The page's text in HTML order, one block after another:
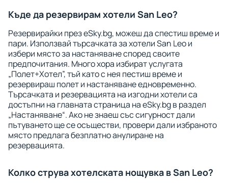
Къде да резервирам хотели San Leo?
Резервирайки през eSky.bg, можеш да спестиш време и
пари. Използвай търсачката за хотели San Leo и
избери място за настаняване според своите
предпочитания. Много хора избират услугата
„Полет+Хотел”, тъй като с нея пестиш време и
резервираш полет и настаняване едновременно.
Търсачката и резервацията на изгодни хотели са
достъпни на главната страница на eSky.bg в раздел
„Настаняване“. Ако не знаеш със сигурност дали
пътуването ще се осъществи, провери дали избраното
място предлага безплатно анулиране на
резервацията.
Колко струва хотелската нощувка в San Leo?